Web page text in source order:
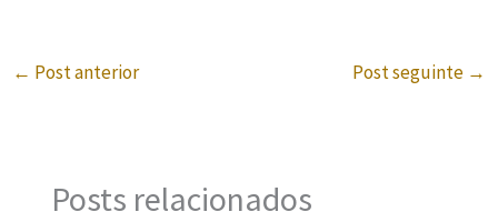
← Post anterior Post seguinte →
Posts relacionados